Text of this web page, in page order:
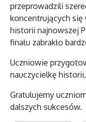
przeprowadzili
koncentrujących się
historii najnowszej
finału zabrakło
Uczniowie
nauczycielkę
Gratulujemy
dalszych sukcesów.